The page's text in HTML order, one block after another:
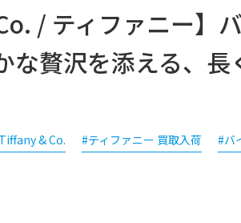
Co. / ティファニー】
な贅沢を添える、
& Co. #ティファニー 買取入荷 #バ